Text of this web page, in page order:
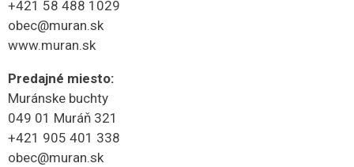
+421 58 488 1029
obec@muran.sk
www.muran.sk
Predajné miesto:
Muránske buchty
049 01 Muráň 321
+421 905 401 338
obec@muran.sk